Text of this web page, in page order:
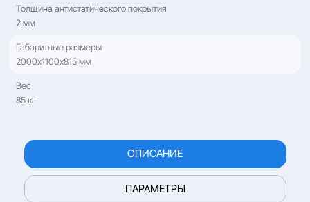
Толщина антистатического покрытия
2 мм
Габаритные размеры
2000х1100х815 мм
Вес
85 кг
ОПИСАНИЕ
ПАРАМЕТРЫ